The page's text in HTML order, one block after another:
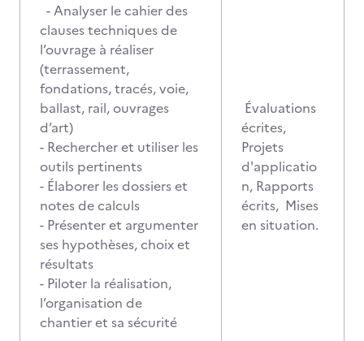
- Analyser le cahier des
clauses techniques de
l’ouvrage à réaliser
(terrassement,
fondations, tracés, voie,
ballast, rail, ouvrages
d’art)
- Rechercher et utiliser les
outils pertinents
- Élaborer les dossiers et
notes de calculs
- Présenter et argumenter
ses hypothèses, choix et
résultats
- Piloter la réalisation,
l’organisation de
chantier et sa sécurité
Évaluations
écrites,
Projets
d'applicatio
n, Rapports
écrits, Mises
en situation.